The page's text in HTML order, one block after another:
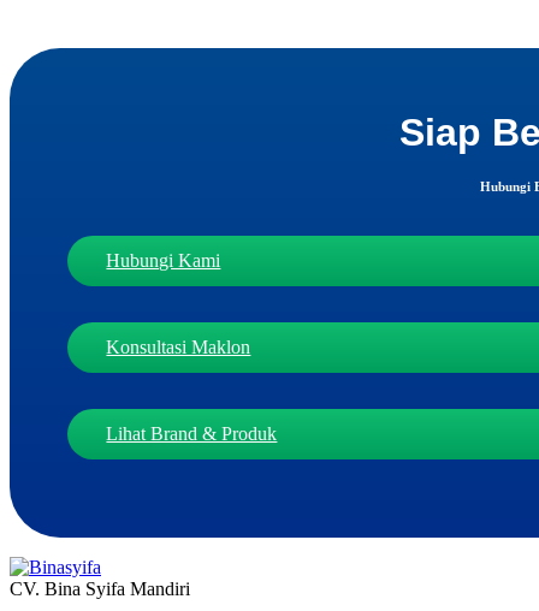
Siap
Hubungi
Hubungi Kami
Konsultasi Maklon
Lihat Brand & Produk
CV. Bina Syifa Mandiri